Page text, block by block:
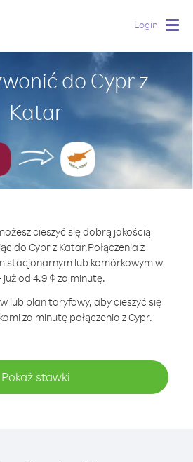
Login
do Cypr z
Katar
cieszyć się dobrą jakością
do Cypr z Katar.Połączenia z
stacjonarnym lub komórkowym w
od 4.9 ¢ za minutę.
lub plan taryfowy, aby cieszyć się
za minutę połączenia z Cypr.
Pokaż stawki